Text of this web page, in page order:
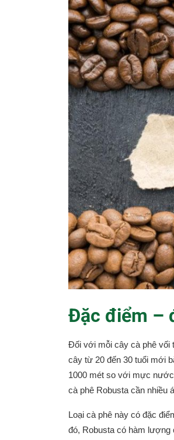
Đặc điểm –
Đối với mỗi cây cà phê vối
cây từ 20 đến 30 tuổi mới
1000 mét so với mực
cà phê Robusta cần nhiều
Loại cà phê này có đặc
đó, Robusta có hàm lượng